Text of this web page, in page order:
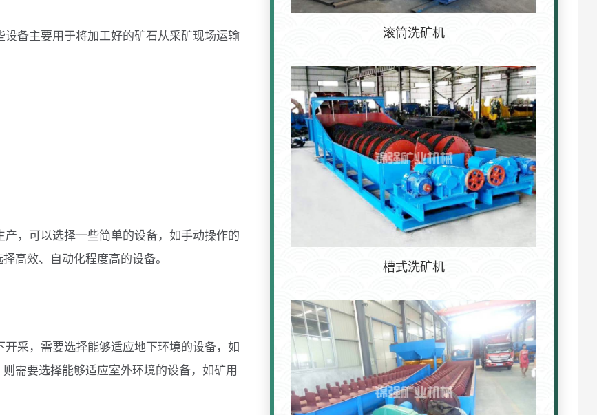
备主要用于将加工好的矿石从采矿现场运输
，可以选择一些简单的设备，如手动操作的
高效、自动化程度高的设备。
采，需要选择能够适应地下环境的设备，如
需要选择能够适应室外环境的设备，如矿用
滚筒洗矿机
槽式洗矿机